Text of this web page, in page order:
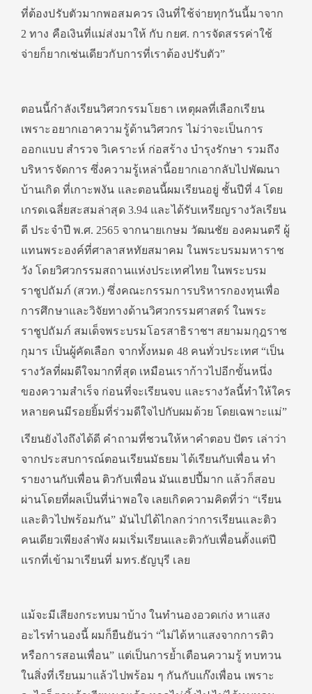
ที่ต้องปรับตัวมากพอสมควร เงินที่ใช้จ่ายทุกวันนี้มาจาก
2 ทาง คือเงินที่แม่ส่งมาให้ กับ กยศ. การจัดสรรค่าใช้
จ่ายก็ยากเช่นเดียวกับการที่เราต้องปรับตัว”
ตอนนี้กำลังเรียนวิศวกรรมโยธา เหตุผลที่เลือกเรียน
เพราะอยากเอาความรู้ด้านวิศวกร ไม่ว่าจะเป็นการ
ออกแบบ สำรวจ วิเคราะห์ ก่อสร้าง บำรุงรักษา รวมถึง
บริหารจัดการ ซึ่งความรู้เหล่านี้อยากเอากลับไปพัฒนา
บ้านเกิด ที่เกาะพงัน และตอนนี้ผมเรียนอยู่ ชั้นปีที่ 4 โดย
เกรดเฉลี่ยสะสมล่าสุด 3.94 และได้รับเหรียญรางวัลเรียน
ดี ประจำปี พ.ศ. 2565 จากนายเกษม วัฒนชัย องคมนตรี ผู้
แทนพระองค์ที่ศาลาสหทัยสมาคม ในพระบรมมหาราช
วัง โดยวิศวกรรมสถานแห่งประเทศไทย ในพระบรม
ราชูปถัมภ์ (สวท.) ซึ่งคณะกรรมการบริหารกองทุนเพื่อ
การศึกษาและวิจัยทางด้านวิศวกรรมศาสตร์ ในพระ
ราชูปถัมภ์ สมเด็จพระบรมโอรสาธิราชฯ สยามมกุฎราช
กุมาร เป็นผู้คัดเลือก จากทั้งหมด 48 คนทั่วประเทศ “เป็น
รางวัลที่ผมดีใจมากที่สุด เหมือนเราก้าวไปอีกขั้นหนึ่ง
ของความสำเร็จ ก่อนที่จะเรียนจบ และรางวัลนี้ทำให้ใคร
หลายคนมีรอยยิ้มที่ร่วมดีใจไปกับผมด้วย โดยเฉพาะแม่”
เรียนยังไงถึงได้ดี คำถามที่ชวนให้หาคำตอบ ปัตร เล่าว่า
จากประสบการณ์ตอนเรียนมัธยม ได้เรียนกับเพื่อน ทำ
รายงานกับเพื่อน ติวกับเพื่อน มันแฮปปี้มาก แล้วก็สอบ
ผ่านโดยที่ผลเป็นที่น่าพอใจ เลยเกิดความคิดที่ว่า “เรียน
และติวไปพร้อมกัน” มันไปได้ไกลกว่าการเรียนและติว
คนเดียวเพียงลำพัง ผมเริ่มเรียนและติวกับเพื่อนตั้งแต่ปี
แรกที่เข้ามาเรียนที่ มทร.ธัญบุรี เลย
แม้จะมีเสียงกระทบมาบ้าง ในทำนองอวดเก่ง หาแสง
อะไรทำนองนี้ ผมก็ยืนยันว่า “ไม่ได้หาแสงจากการติว
หรือการสอนเพื่อน” แต่เป็นการย้ำเตือนความรู้ ทบทวน
ในสิ่งที่เรียนมาแล้วไปพร้อม ๆ กันกับแก๊งเพื่อน เพราะ